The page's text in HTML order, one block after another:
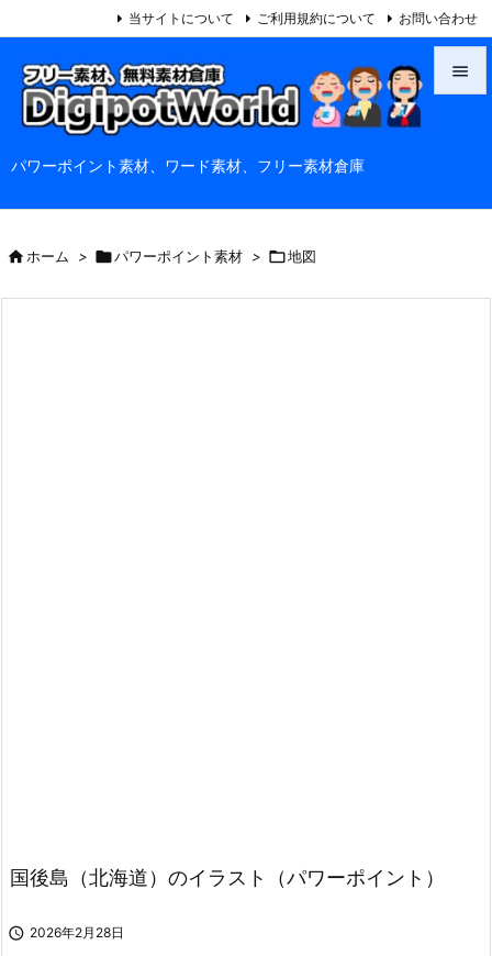
パワーポイント素材、ワード素材、フリー素材倉庫

当サイトについて ご利用規約について お問い合わせ
ホーム > パワーポイント素材 > 地図
国後島（北海道）のイラスト（パワーポイント）
 2026年2月28日